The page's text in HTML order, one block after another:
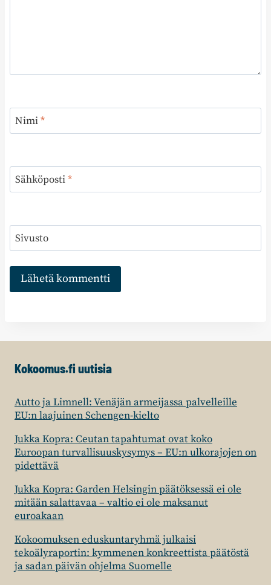
Nimi*
Sähköposti*
Sivusto
Kokoomus.fi uutisia
Autto ja Limnell: Venäjän armeijassa palvelleille
EU:n laajuinen Schengen-kielto
Jukka Kopra: Ceutan tapahtumat ovat koko
Euroopan turvallisuuskysymys – EU:n ulkorajojen on
pidettävä
Jukka Kopra: Garden Helsingin päätöksessä ei ole
mitään salattavaa – valtio ei ole maksanut
euroakaan
Kokoomuksen eduskuntaryhmä julkaisi
tekoälyraportin: kymmenen konkreettista päätöstä
ja sadan päivän ohjelma Suomelle